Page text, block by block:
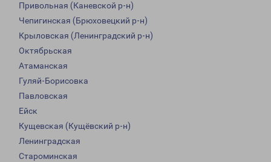
Привольная (Каневской р-н)
Чепигинская (Брюховецкий р-н)
Крыловская (Ленинградский р-н)
Октябрьская
Атаманская
Гуляй-Борисовка
Павловская
Ейск
Кущевская (Кущёвский р-н)
Ленинградская
Староминская